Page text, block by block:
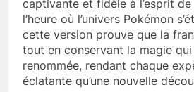
captivante et fidèle à l’esprit
l’heure où l’univers Pokémon
cette version prouve que la
tout en conservant la magie
renommée, rendant chaque
éclatante qu’une nouvelle